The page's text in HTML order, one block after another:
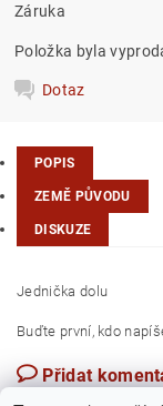
Záruka
Položka byla
Dotaz
POPIS
ZEMĚ PŮVODU
DISKUZE
Jednička dolu
Buďte první, kdo
Přidat